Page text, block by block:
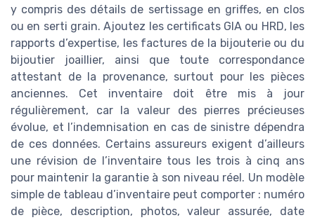
y compris des détails de sertissage en griffes, en clos
ou en serti grain. Ajoutez les certificats GIA ou HRD, les
rapports d’expertise, les factures de la bijouterie ou du
bijoutier joaillier, ainsi que toute correspondance
attestant de la provenance, surtout pour les pièces
anciennes. Cet inventaire doit être mis à jour
régulièrement, car la valeur des pierres précieuses
évolue, et l’indemnisation en cas de sinistre dépendra
de ces données. Certains assureurs exigent d’ailleurs
une révision de l’inventaire tous les trois à cinq ans
pour maintenir la garantie à son niveau réel. Un modèle
simple de tableau d’inventaire peut comporter : numéro
de pièce, description, photos, valeur assurée, date